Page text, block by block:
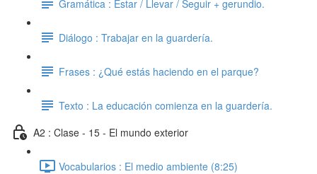
Gramática : Estar / Llevar / Seguir + gerundio.
Diálogo : Trabajar en la guardería.
Frases : ¿Qué estás haciendo en el parque?
Texto : La educación comienza en la guardería.
A2 : Clase - 15 - El mundo exterior
Vocabularios : El medio ambiente (8:25)